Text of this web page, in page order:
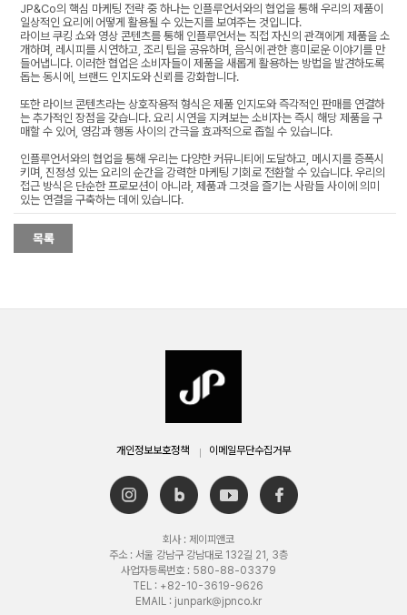
JP&Co의 핵심 마케팅 전략 중 하나는 인플루언서와의 협업을 통해 우리의 제품이
일상적인 요리에 어떻게 활용될 수 있는지를 보여주는 것입니다.
라이브 쿠킹 쇼와 영상 콘텐츠를 통해 인플루언서는 직접 자신의 관객에게 제품을 소
개하며, 레시피를 시연하고, 조리 팁을 공유하며, 음식에 관한 흥미로운 이야기를 만
들어냅니다. 이러한 협업은 소비자들이 제품을 새롭게 활용하는 방법을 발견하도록
돕는 동시에, 브랜드 인지도와 신뢰를 강화합니다.
또한 라이브 콘텐츠라는 상호작용적 형식은 제품 인지도와 즉각적인 판매를 연결하
는 추가적인 장점을 갖습니다. 요리 시연을 지켜보는 소비자는 즉시 해당 제품을 구
매할 수 있어, 영감과 행동 사이의 간극을 효과적으로 좁힐 수 있습니다.
인플루언서와의 협업을 통해 우리는 다양한 커뮤니티에 도달하고, 메시지를 증폭시
키며, 진정성 있는 요리의 순간을 강력한 마케팅 기회로 전환할 수 있습니다. 우리의
접근 방식은 단순한 프로모션이 아니라, 제품과 그것을 즐기는 사람들 사이에 의미
있는 연결을 구축하는 데에 있습니다.
개인정보보호정책 이메일무단수집거부
회사 : 제이피앤코
주소 : 서울 강남구 강남대로 132길 21, 3층
사업자등록번호 : 580-88-03379
TEL : +82-10-3619-9626
EMAIL : junpark@jpnco.kr